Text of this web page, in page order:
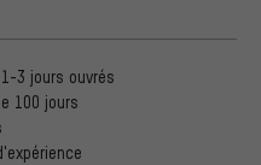
3 jours ouvrés
100 jours